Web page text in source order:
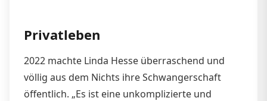
Privatleben
2022 machte Linda Hesse überraschend und
völlig aus dem Nichts ihre Schwangerschaft
öffentlich. „Es ist eine unkomplizierte und